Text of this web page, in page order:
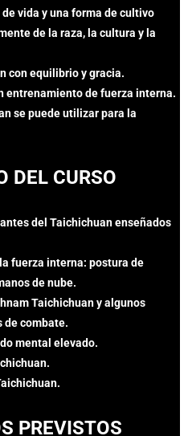
vida y una forma de cultivo
de la raza, la cultura y la
con equilibrio y gracia.
entrenamiento de fuerza interna.
se puede utilizar para la
DEL CURSO
del Taichichuan enseñados
fuerza interna: postura de
de nube.
Taichichuan y algunos
de combate.
mental elevado.
PREVISTOS